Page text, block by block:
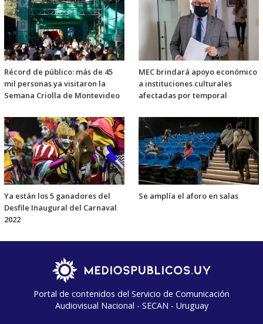
Récord de público: más de 45
mil personas ya visitaron la
Semana Criolla de Montevideo
MEC brindará apoyo económico
a instituciones culturales
afectadas por temporal
Ya están los 5 ganadores del
Desfile Inaugural del Carnaval
2022
Se amplía el aforo en salas
Portal de contenidos del Servicio de Comunicación
Audiovisual Nacional - SECAN - Uruguay